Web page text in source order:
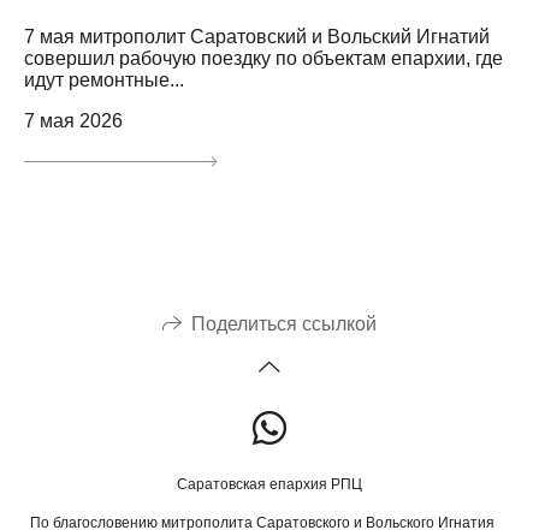
7 мая митрополит Саратовский и Вольский Игнатий
совершил рабочую поездку по объектам епархии, где
идут ремонтные...
7 мая 2026
Поделиться ссылкой
Саратовская епархия РПЦ
По благословению митрополита Саратовского и Вольского Игнатия